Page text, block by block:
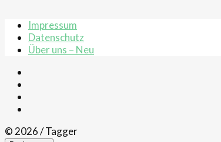
Impressum
Datenschutz
Über uns – Neu
© 2026 / Tagger